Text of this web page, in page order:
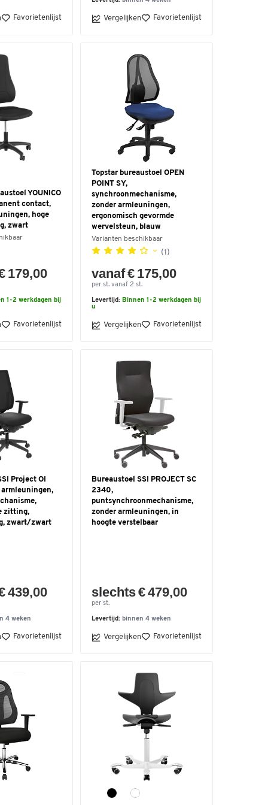
Favorietenlijst Vergelijken Favorietenlijst
YOUNICO
contact,
hoge
zwart
179,00
1-2 werkdagen bij
Favorietenlijst
Topstar bureaustoel OPEN
POINT SY,
synchroonmechanisme,
zonder armleuningen,
ergonomisch gevormde
wervelsteun, blauw
Varianten beschikbaar
(1)
vanaf € 175,00
per st. vanaf 2 st.
Levertijd: Binnen 1-2 werkdagen bij
u
Vergelijken Favorietenlijst
Project OI
zitting,
zwart/zwart
439,00
4 weken
Favorietenlijst
Bureaustoel SSI PROJECT SC
2340,
puntsynchroonmechanisme,
zonder armleuningen, in
hoogte verstelbaar
slechts € 479,00
per st.
Levertijd: binnen 4 weken
Vergelijken Favorietenlijst